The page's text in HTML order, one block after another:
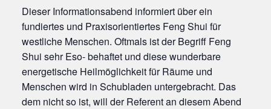
Dieser Informationsabend informiert über ein
fundiertes und Praxisorientiertes Feng Shui für
westliche Menschen. Oftmals ist der Begriff Feng
Shui sehr Eso- behaftet und diese wunderbare
energetische Heilmöglichkeit für Räume und
Menschen wird in Schubladen untergebracht. Das
dem nicht so ist, will der Referent an diesem Abend